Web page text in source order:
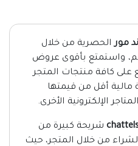
مورالحصرية من خلال
واستمتع بأقوى عروض
على كافة منتجات المتجر
مالية أقل من قيمتها
الإلكترونية الأخرى.
شريحة كبيرة من
من خلال المتجر، حيث